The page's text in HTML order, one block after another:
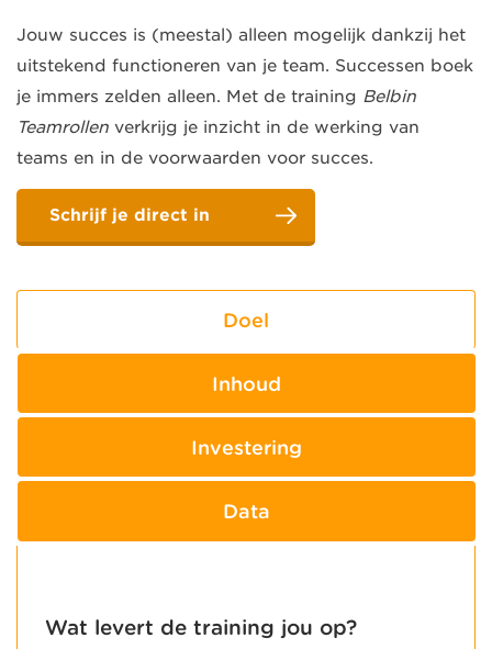
Jouw succes is (meestal) alleen mogelijk dankzij het
uitstekend functioneren van je team. Successen boek
je immers zelden alleen. Met de training Belbin
Teamrollen verkrijg je inzicht in de werking van
teams en in de voorwaarden voor succes.
Schrijf je direct in
Doel
Inhoud
Investering
Data
Wat levert de training jou op?